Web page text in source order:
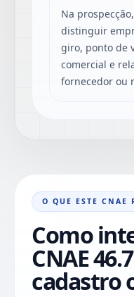
Na
distinguir
giro, ponto de
comercial e
fornecedor ou
O QUE ESTE CNAE
Como
CNAE
cadastro